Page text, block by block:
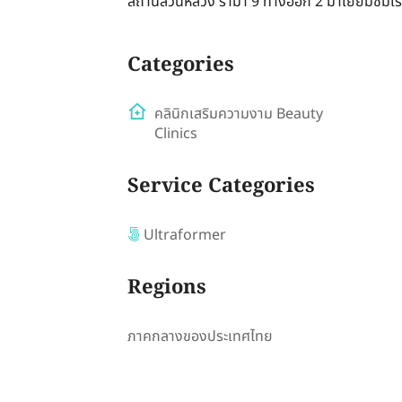
Categories
คลินิกเสริมความงาม Beauty
Clinics
Service Categories
Ultraformer
Regions
ภาคกลางของประเทศไทย